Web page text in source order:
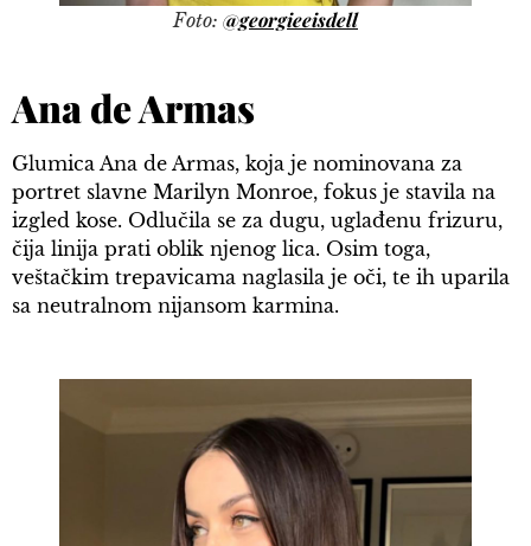
Foto: @georgieeisdell
Ana de Armas
Glumica Ana de Armas, koja je nominovana za
portret slavne Marilyn Monroe, fokus je stavila na
izgled kose. Odlučila se za dugu, uglađenu frizuru,
čija linija prati oblik njenog lica. Osim toga,
veštačkim trepavicama naglasila je oči, te ih uparila
sa neutralnom nijansom karmina.